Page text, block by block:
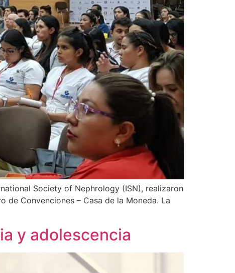
Society of Nephrology (ISN), realizaron
de Convenciones – Casa de la Moneda. La
y adolescencia